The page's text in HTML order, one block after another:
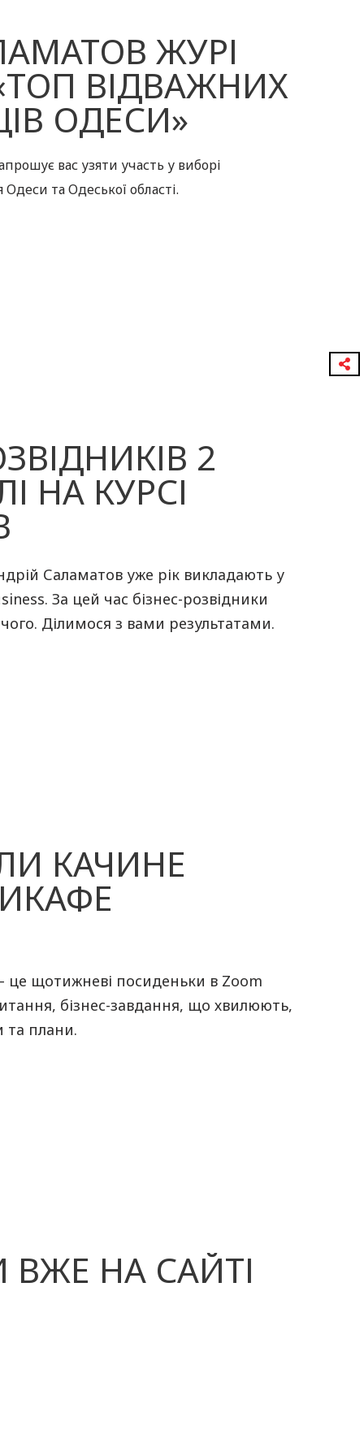
ЖУРІ
ВІДВАЖНИХ
ОДЕСИ»
вас узяти участь у виборі
та Одеської області.
2
НА КУРСІ
Саламатов уже рік викладають у
За цей час бізнес-розвідники
Ділимося з вами результатами.
КАЧИНЕ
це щотижневі посиденьки в Zoom
бізнес-завдання, що хвилюють,
та плани.
ВЖЕ НА САЙТІ